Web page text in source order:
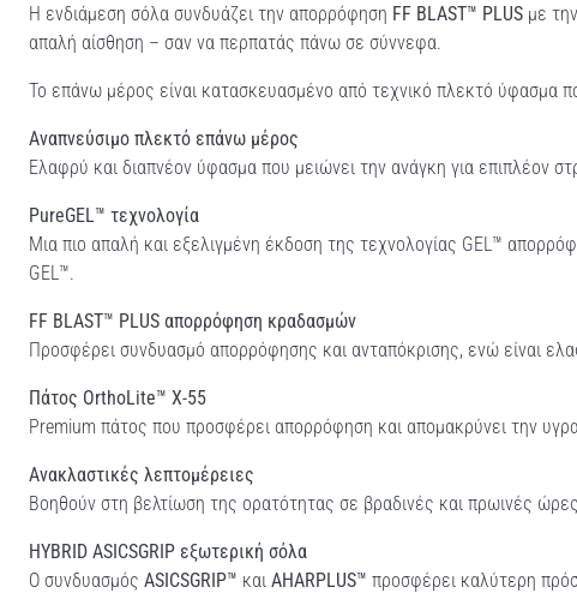
Η ενδιάμεση σόλα συνδυάζει την απορρόφηση FF BLAST™ PLUS με
απαλή αίσθηση – σαν να περπατάς πάνω σε σύννεφα.
Το επάνω μέρος είναι κατασκευασμένο από τεχνικό πλεκτό ύφασμα
Αναπνεύσιμο πλεκτό επάνω μέρος
Ελαφρύ και διαπνέον ύφασμα που μειώνει την ανάγκη για επιπλέον
PureGEL™ τεχνολογία
Μια πιο απαλή και εξελιγμένη έκδοση της τεχνολογίας GEL™
GEL™.
FF BLAST™ PLUS απορρόφηση κραδασμών
Προσφέρει συνδυασμό απορρόφησης και ανταπόκρισης, ενώ είναι
Πάτος OrthoLite™ X-55
Premium πάτος που προσφέρει απορρόφηση και απομακρύνει την
Ανακλαστικές λεπτομέρειες
Βοηθούν στη βελτίωση της ορατότητας σε βραδινές και πρωινές
HYBRID ASICSGRIP εξωτερική σόλα
Ο συνδυασμός ASICSGRIP™ και AHARPLUS™ προσφέρει καλύτερη